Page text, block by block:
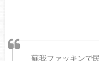
蘇我ファッキンで